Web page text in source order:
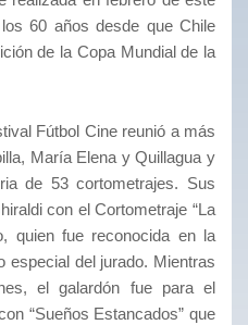
60 años desde que Chile
de la Copa Mundial de la
Fútbol Cine reunió a más
María Elena y Quillagua y
de 53 cortometrajes. Sus
con el Cortometraje “La
quien fue reconocida en la
especial del jurado. Mientras
el galardón fue para el
“Sueños Estancados” que